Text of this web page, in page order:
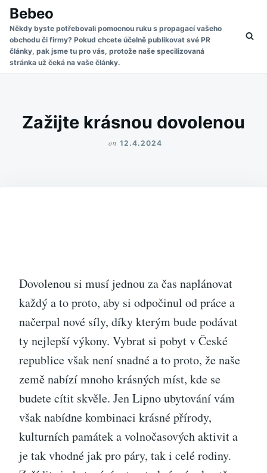
Skip
content
Search
for:
Bebeo
Někdy byste potřebovali pomocnou ruku s propagací vašeho
obchodu či firmy? Pokud chcete účelně publikovat své PR
články, pak jsme tu pro vás, protože naše specilizovaná
stránka už čeká na vaše články.
Zažijte krásnou dovolenou
on 12.4.2024
Dovolenou si musí jednou za čas naplánovat
každý a to proto, aby si odpočinul od práce a
načerpal nové síly, díky kterým bude podávat
ty nejlepší výkony. Vybrat si pobyt v České
republice však není snadné a to proto, že naše
země nabízí mnoho krásných míst, kde se
budete cítit skvěle. JenLipno ubytovánívám
však nabídne kombinaci krásné přírody,
kulturních památek a volnočasových aktivit a
je tak vhodné jak pro páry, tak i celé rodiny.